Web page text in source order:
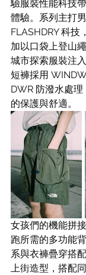
驗服裝性能科技
體驗。系列主打
FLASHDRY 科技
加以口袋上登山
城市探索服裝注
短褲採用
DWR 防潑水處
的保護與舒適。
女孩們的機能拼
跑所需的多功能
系與衣褲疊穿搭
上街造型，搭配